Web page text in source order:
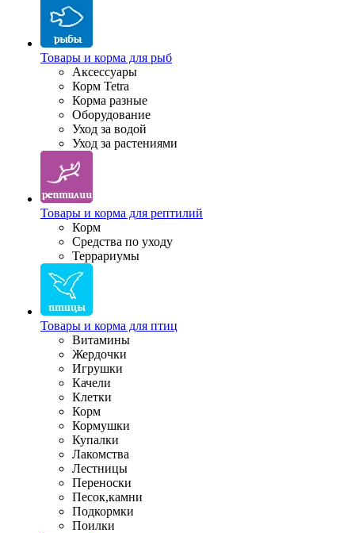
Товары и корма для рыб
Аксессуары
Корм Tetra
Корма разные
Оборудование
Уход за водой
Уход за растениями
Товары и корма для рептилий
Корм
Средства по уходу
Террариумы
Товары и корма для птиц
Витамины
Жердочки
Игрушки
Качели
Клетки
Корм
Кормушки
Купалки
Лакомства
Лестницы
Переноски
Песок,камни
Подкормки
Поилки